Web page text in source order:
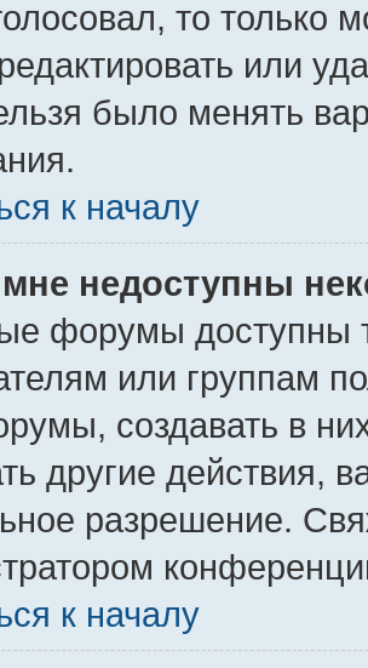
то только
или
было менять
к началу
недоступны
форумы доступны
или группам
создавать в
другие действия,
разрешение.
к началу